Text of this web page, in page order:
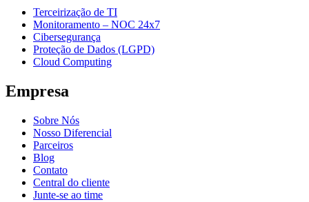
Terceirização de TI
Monitoramento – NOC 24x7
Cibersegurança
Proteção de Dados (LGPD)
Cloud Computing
Empresa
Sobre Nós
Nosso Diferencial
Parceiros
Blog
Contato
Central do cliente
Junte-se ao time